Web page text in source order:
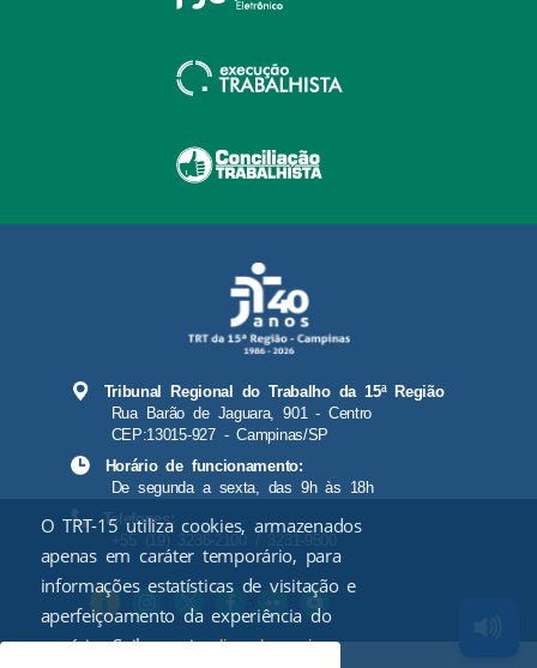
Tribunal Regional do Trabalho da 15ª Região
Rua Barão de Jaguara, 901 - Centro
CEP:13015-927 - Campinas/SP
Horário de funcionamento:
De segunda a sexta, das 9h às 18h
Telefones:
+55 (19) 3236-2100 / 3231-9500
O TRT-15 utiliza cookies, armazenados
apenas em caráter temporário, para
informações estatísticas de visitação e
aperfeiçoamento da experiência do
usuário. Saiba maisclicando aqui.